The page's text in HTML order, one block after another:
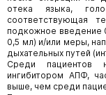
отека языка,
соответствующая
подкожное введение
0,5 мл) и/или меры,
дыхательных путей
Среди пациентов
ингибитором АПФ,
выше, чем среди